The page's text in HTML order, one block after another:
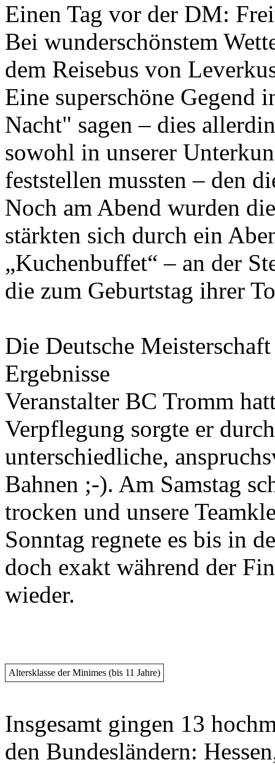
Einen Tag vor der DM:
Bei wunderschönstem
dem Reisebus von
Eine superschöne Gegend
Nacht" sagen – dies
sowohl in unserer
feststellen mussten – den
Noch am Abend wurden
stärkten sich durch ein
„Kuchenbuffet“ – an der
die zum Geburtstag ihrer
Die Deutsche
Ergebnisse
Veranstalter BC Tromm
Verpflegung sorgte er
unterschiedliche,
Bahnen ;-). Am Samstag
trocken und unsere
Sonntag regnete es bis in
doch exakt während der
wieder.
Altersklasse der Minimes (bis 11 Jahre)
Insgesamt gingen 13
den Bundesländern: